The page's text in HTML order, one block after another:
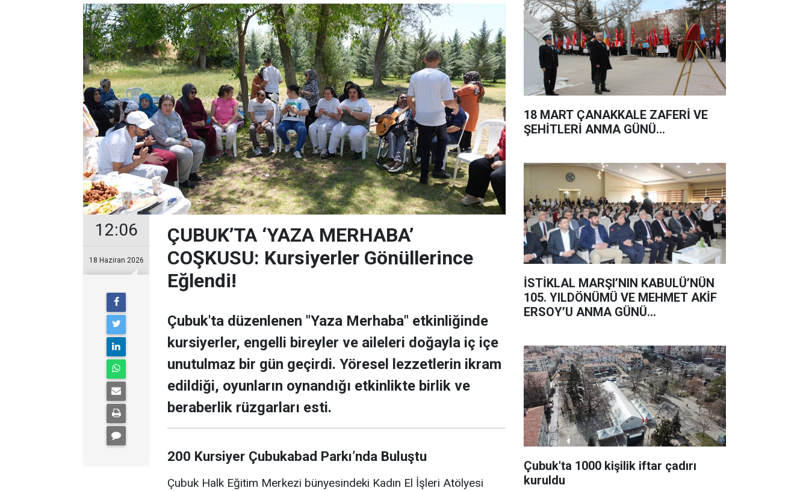
12:06
18 Haziran 2026
ÇUBUK’TA ‘YAZA MERHABA’
COŞKUSU: Kursiyerler Gönüllerince
Eğlendi!
Çubuk'ta düzenlenen "Yaza Merhaba" etkinliğinde
kursiyerler, engelli bireyler ve aileleri doğayla iç içe
unutulmaz bir gün geçirdi. Yöresel lezzetlerin ikram
edildiği, oyunların oynandığı etkinlikte birlik ve
beraberlik rüzgarları esti.
200 Kursiyer Çubukabad Parkı’nda Buluştu
Çubuk Halk Eğitim Merkezi bünyesindeki Kadın El İşleri Atölyesi
18 MART ÇANAKKALE ZAFERİ VE
ŞEHİTLERİ ANMA GÜNÜ...
İSTİKLAL MARŞI’NIN KABULÜ’NÜN
105. YILDÖNÜMÜ VE MEHMET AKİF
ERSOY’U ANMA GÜNÜ...
Çubuk'ta 1000 kişilik iftar çadırı
kuruldu